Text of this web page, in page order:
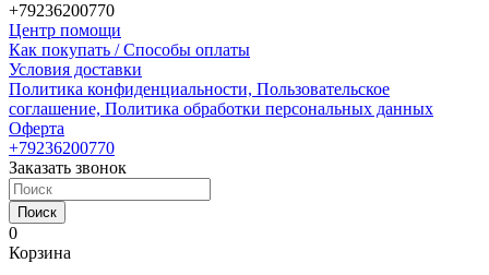
+79236200770
Центр помощи
Как покупать / Способы оплаты
Условия доставки
Политика конфиденциальности, Пользовательское
соглашение, Политика обработки персональных данных
Оферта
+79236200770
Заказать звонок
Поиск
0
Корзина